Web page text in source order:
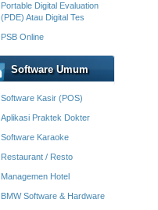
Portable Digital Evaluation
(PDE) Atau Digital Tes
PSB Online
Software Umum
Software Kasir (POS)
Aplikasi Praktek Dokter
Software Karaoke
Restaurant / Resto
Managemen Hotel
BMW Software & Hardware